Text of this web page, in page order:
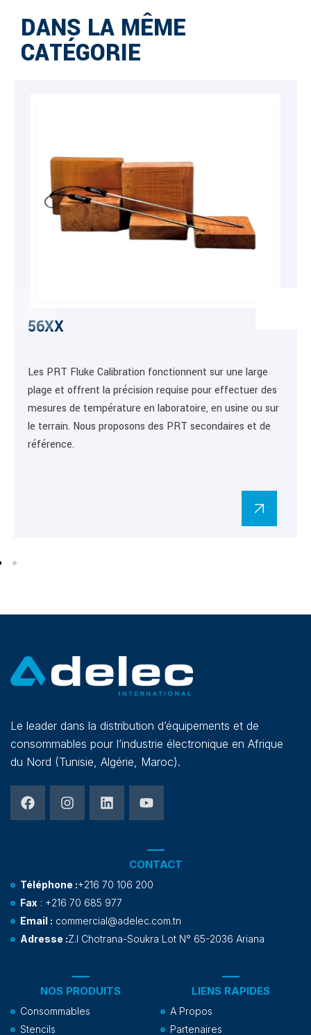
DANS LA MÊME
CATÉGORIE
56XX
Les PRT Fluke Calibration fonctionnent sur une large
plage et offrent la précision requise pour effectuer des
mesures de température en laboratoire, en usine ou sur
le terrain. Nous proposons des PRT secondaires et de
référence.
Le leader dans la distribution d’équipements et de
consommables pour l’industrie électronique en Afrique
du Nord (Tunisie, Algérie, Maroc).
NOS PRODUITS
Consommables
Stencils
LIENS RAPIDES
A Propos
Partenaires
CONTACT
Téléphone :+216 70 106 200
Fax : +216 70 685 977
Email : commercial@adelec.com.tn
Adresse :Z.I Chotrana-Soukra Lot N° 65-2036 Ariana